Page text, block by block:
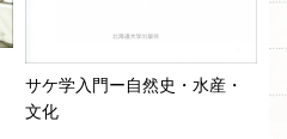
サケ学入門ー自然史・水産・
文化